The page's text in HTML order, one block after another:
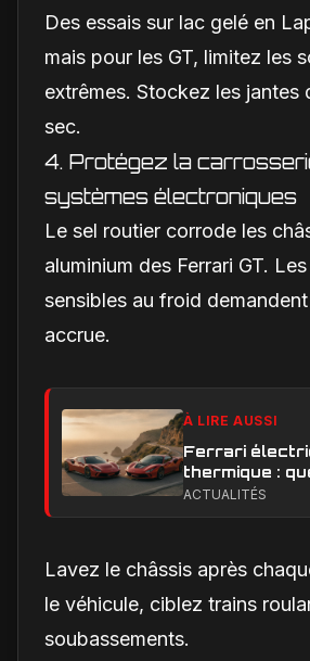
Des essais sur lac gelé en
mais pour les GT, limitez les
extrêmes. Stockez les jantes
sec.
4. Protégez la
systèmes électroniques
Le sel routier corrode les
aluminium des Ferrari GT.
sensibles au froid
accrue.
À LIRE AUSSI
Ferrari
thermique :
performance
ACTUALITÉS
Lavez le châssis après
le véhicule, ciblez trains
soubassements.